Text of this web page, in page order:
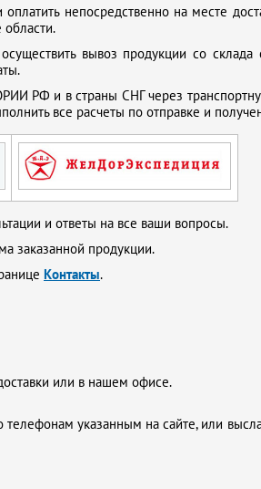
непосредственно на месте
вывоз продукции со склада
РФ и в страны СНГ через
все расчеты по отправке и
и ответы на все ваши вопросы.
заказанной продукции.
Контакты.
или в нашем офисе.
указанным на сайте, или